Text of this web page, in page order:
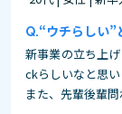
“ウチらしい”
新事業の立ち上
ckらしいなと思い
また、先輩後輩